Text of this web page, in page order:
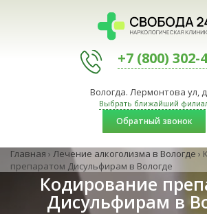
+7 (800) 302-
Вологда. Лермонтова ул,
Выбрать ближайший
Обратный звонок
Главная › Лечение алкоголизма в Вологде ›
препаратом Дисульфирам в Вологде
Кодирование
Дисульфирам в